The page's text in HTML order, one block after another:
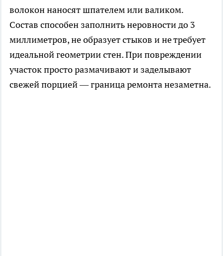
волокон наносят шпателем или валиком.
Состав способен заполнить неровности до 3
миллиметров, не образует стыков и не требует
идеальной геометрии стен. При повреждении
участок просто размачивают и заделывают
свежей порцией — граница ремонта незаметна.